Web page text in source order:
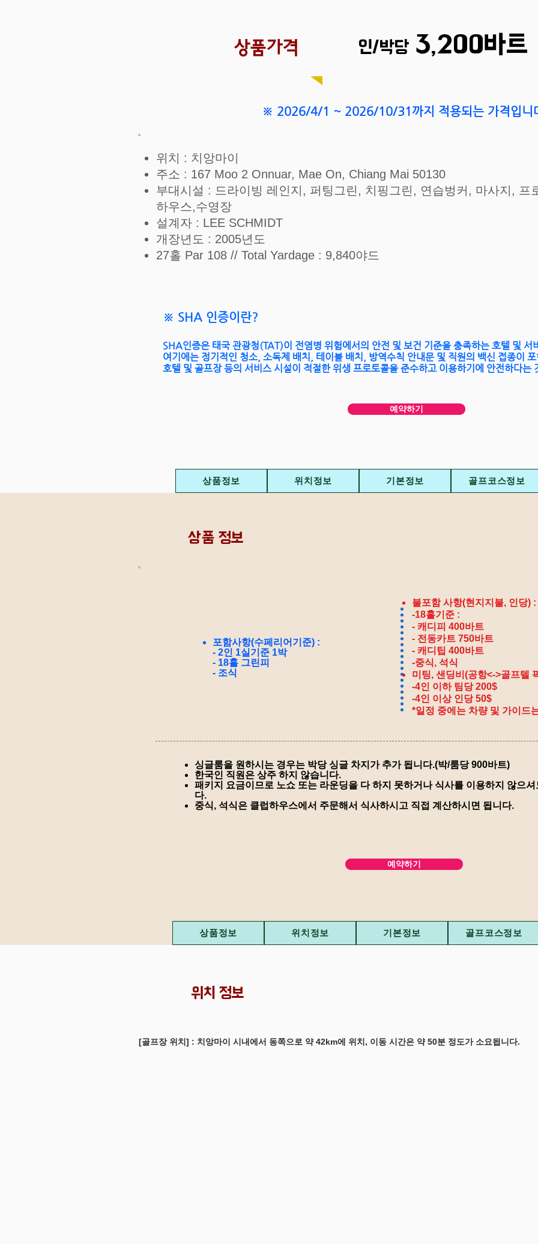
상품가격 인/박당 3,200바트
※ 2026/4/1 ~ 2026/10/31까지 적용되는 가격입니
위치 : 치앙마이
주소 : 167 Moo 2 Onnuar, Mae On, Chiang Mai 50130
부대시설 : 드라이빙 레인지, 퍼팅그린, 치핑그린, 연습벙커, 마사지, 프
하우스,수영장
설계자 : LEE SCHMIDT
개장년도 : 2005년도
27홀 Par 108 // Total Yardage : 9,840야드
※ SHA 인증이란?
SHA인증은태국 관광청(TAT)이 전염병 위험에서의 안전 및 보건 기준을 충족하는 호텔 및 서
여기에는 정기적인 청소, 소독제 배치, 테이블 배치, 방역수칙 안내문 및 직원의 백신 접종이
호텔 및 골프장 등의 서비스 시설이 적절한 위생 프로토콜을 준수하고 이용하기에 안전하다
예약하기
상품정보 위치정보 기본정보 골프코스정보
상품 정보
포함사항(수페리어기준) :
- 2인 1실기준 1박
- 18홀 그린피
- 조식
불포함 사항(현지지불, 인당) :
-18홀기준 :
- 캐디피 400바트
- 전동카트 750바트
- 캐디팁 400바트
​-중식, 석식
미팅, 샌딩비(공항<->골프텔
-4인 이하 팀당 200$
-4인 이상 인당 50$
*일정 중에는 차량 및 가이드
​싱글룸을 원하시는 경우는 박당 싱글 차지가 추가 됩니다.(박/룸당 900바트)
한국인 직원은 상주 하지 않습니다.
패키지 요금이므로 노쇼 또는 라운딩을 다 하지 못하거나 식사를 이용하지 않으
다.
​중식, 석식은 클럽하우스에서 주문해서 식사하시고 직접 계산하시면 됩니다.
예약하기
상품정보 위치정보 기본정보 골프코스정보
[골프장 위치] : 치앙마이 시내에서 동쪽으로 약 42km에 위치, 이동 시간은 약 50분 정도가 소요됩니다.
위치 정보